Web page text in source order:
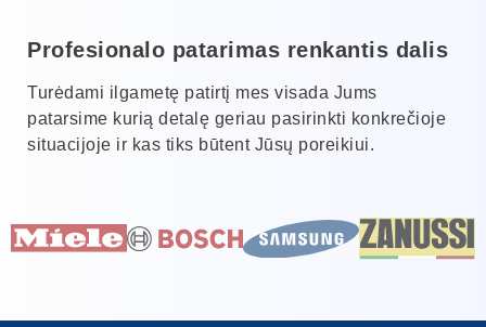
Profesionalo patarimas renkantis dalis
Turėdami ilgametę patirtį mes visada Jums
patarsime kurią detalę geriau pasirinkti konkrečioje
situacijoje ir kas tiks būtent Jūsų poreikiui.